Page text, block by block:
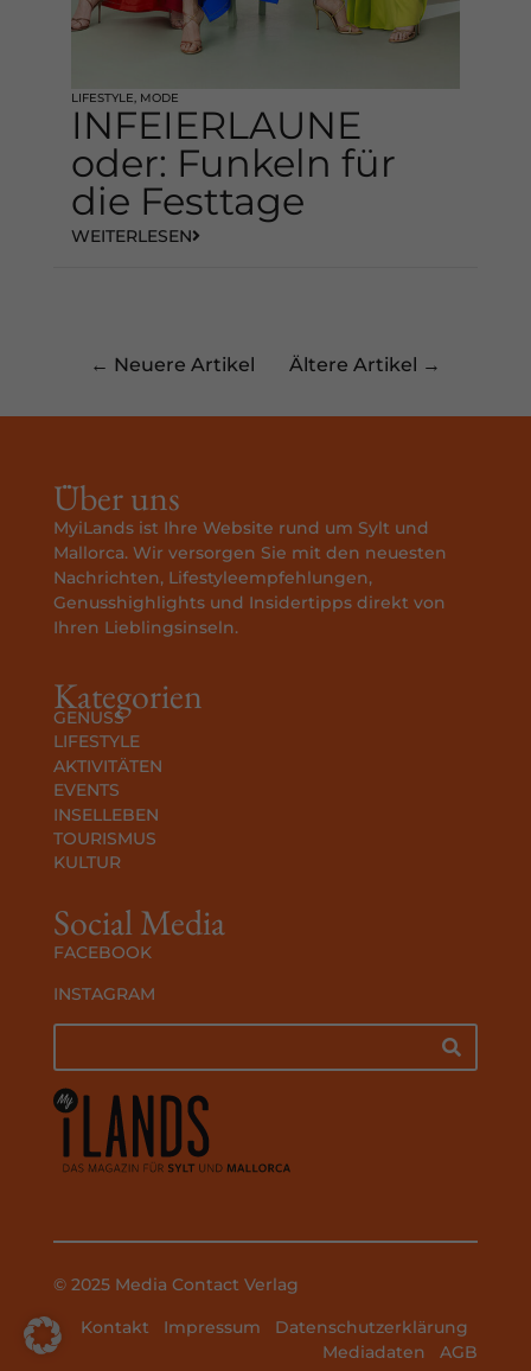
LIFESTYLE MODE
INFEIERLAUNE
oder: Funkeln für
die Festtage
WEITERLESEN
← Neuere Artikel Ältere Artikel →
Über uns
MyiLands ist Ihre Website rund um Sylt und
Mallorca. Wir versorgen Sie mit den neuesten
Nachrichten, Lifestyleempfehlungen,
Genusshighlights und Insidertipps direkt von
Ihren Lieblingsinseln.
Kategorien
GENUSS
LIFESTYLE
AKTIVITÄTEN
EVENTS
INSELLEBEN
TOURISMUS
KULTUR
Social Media
FACEBOOK
INSTAGRAM
© 2025 Media Contact Verlag
Kontakt
Impressum
Datenschutzerklärung
Mediadaten
AGB